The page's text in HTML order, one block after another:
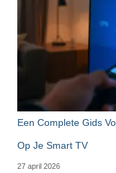
Een Complete Gids
Op Je Smart TV
27 april 2026